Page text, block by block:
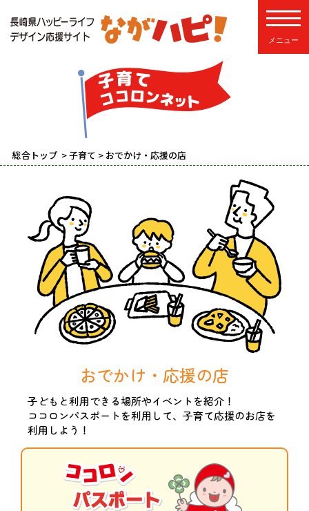
総合トップ >子育て > おでかけ・応援の店
おでかけ・応援の店
子どもと利用できる場所やイベントを紹介！
ココロンパスポートを利用して、子育て応援のお店を
利用しよう！